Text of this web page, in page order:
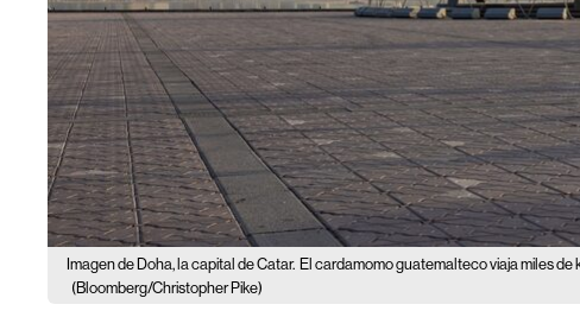
Imagen de Doha, la capital de Catar. El cardamomo guatemalteco viaja miles
(Bloomberg/Christopher Pike)